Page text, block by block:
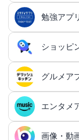
カジュアル
横スクシュ
スナイパー
サバイバル
脳トレゲー
間違い探し
ボカロ曲収
リズムタッ
3Dサンドボ
クレーンゲ
放置系ゲー
バカゲー・
萌え系カジ
育成ゲームア
育成ゲーム
恋愛ゲーム
乙女系恋愛
男性向け恋
キャラゲー
ポケモンア
ドラクエア
スポーツゲ
スポーツゲ
野球ゲーム
乗り物ゲーム
動画を見る
血圧記録ア
体温記録ア
趣味記録ア
掃除アプリ
家事分担ア
育児記録ア
知育アプリ
子育てSNS
授乳・離乳
防犯アプリ
防犯ブザー
防災アプリ
緊急地震速
安否確認ア
防災マップ
メモアプリ
メモアプリ
原稿用紙ア
手書きメモ
電卓アプリ
電卓アプリ
時間計算機
単価計算ア
インテリア
知恵袋・雑
PDFアプリ
ファイルマ
オフィスソ
会計アプリ
請求書アプ
経費精算ア
小売・卸売支
在庫管理ア
レジアプリ
思考整理ア
マインドマ
マンダラチ
ランダム単
転職アプリ
転職アプリ
建築アプリ
建築アプリ
VPNアプリ
覗き見防止
文字起こし
顔文字・絵
日本語入力
クリップボ
定型文アプリ
ホーム画面
ウィジェッ
ロック画面
画面録画ア
音の設定アプ
録音アプリ
着信音アプ
音楽編集ア
マストドン
写真投稿
Instagramア
オタクSNS
お絵描きチ
ボイス・ビ
ビデオ通話
電話帳アプ
国際電話ア
掲示板アプリ
ゲーム募集
地元コミュ
アイコン画像
アイコン画
アバター・
年賀状・カー
年賀状アプ
住所録アプリ
ポストカー
イベント企画
イベント企
AI彼氏・彼女
AI彼氏・彼
コーデの参
服デザイン
女性向けダ
整形アプリ
ウォーキン
ランニング
自転車アプ
ジョギング
ライトアプリ
ライトアプ
野球アプリ
プロ野球速
野球スコア
ボウリング
ボウリング
速度計測アプ
速度計測ア
スピードメ
球技アプリ
サッカーア
健康管理ア
体重管理ア
睡眠アプリ
ウォーキン
血圧記録ア
妊娠・出産ア
認知症・物
ダイエットア
ダイエット
体重管理ア
食事管理ア
身体測定ア
聴力検査ア
家庭医学・セ
ドライブアプ
バイクナビ
道路交通情
安全運転ア
鉄道アプリ
駅構内案内
電車の運行
旅行アプリ
旅行アプリ
観光アプリ
ホテル検索
飲食店検索ア
飲食店検索
おでかけ情
ニュースアプリ
スポーツニュ
スポーツニ
サッカー情
プロ野球速
競馬情報ア
天気アプリ
勉強アプ
勉強アプリ総合
語学アプリ
語学アプリ
英語アプリ
資格アプリ
勉強効率化ア
ショッピ
ショッピングア
フリマアプリ
フリマアプ
ファッション
グルメア
グルメアプリ総合
料理アプリ
エンタメ
画像・動